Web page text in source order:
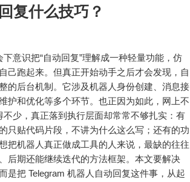
复什么技巧？
意识把“自动回复”理解成一种轻量功能，仿
己跑起来。但真正开始动手之后才会发现，自
的后台机制。它涉及机器人身份创建、消息接
护和优化等多个环节。也正因为如此，网上不
少，真正落到执行层面却常常不够扎实：有
只贴代码片段，不讲为什么这么写；还有的功
把机器人真正做成工具的人来说，最缺的往往
后期还能继续迭代的方法框架。本文要解决
是把 Telegram 机器人自动回复这件事，从起